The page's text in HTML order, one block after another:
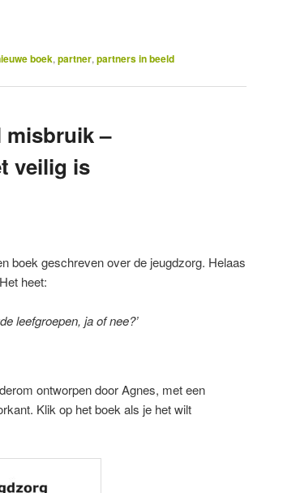
boek,partner,partners in beeld
misbruik –
veilig is
boek geschreven over de jeugdzorg. Helaas
heet:
leefgroepen, ja of nee?’
ontworpen door Agnes, met een
Klik op het boek als je het wilt